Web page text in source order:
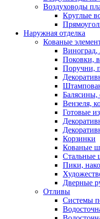
Воздуховоды
Круглые
Наружная отделка
Кованые
Виноград,
Поковки,
Поручни,
Балясины,
Вензеля,
Готовые
Корзинки
Кованые
Стальные
Пики,
Дверные
Отливы
Системы